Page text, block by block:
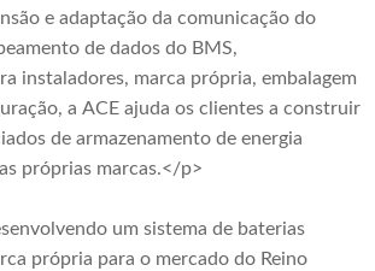
e adaptação da comunicação do
de dados do BMS,
instaladores, marca própria, embalagem
a ACE ajuda os clientes a construir
de armazenamento de energia
próprias marcas.</p>
um sistema de baterias
própria para o mercado do Reino